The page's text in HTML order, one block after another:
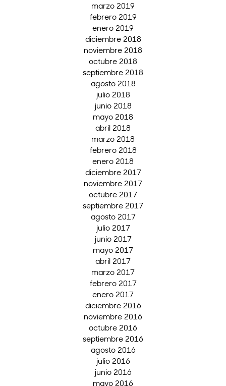
marzo 2019
febrero 2019
enero 2019
diciembre 2018
noviembre 2018
octubre 2018
septiembre 2018
agosto 2018
julio 2018
junio 2018
mayo 2018
abril 2018
marzo 2018
febrero 2018
enero 2018
diciembre 2017
noviembre 2017
octubre 2017
septiembre 2017
agosto 2017
julio 2017
junio 2017
mayo 2017
abril 2017
marzo 2017
febrero 2017
enero 2017
diciembre 2016
noviembre 2016
octubre 2016
septiembre 2016
agosto 2016
julio 2016
junio 2016
mayo 2016